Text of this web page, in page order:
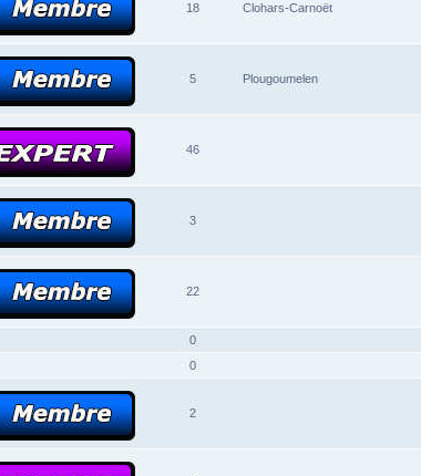
18
Clohars-Carnoët
5
Plougoumelen
46
3
22
0
0
2